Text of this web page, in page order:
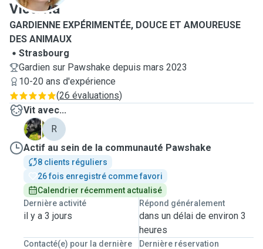
Victoria
GARDIENNE EXPÉRIMENTÉE, DOUCE ET AMOUREUSE
DES ANIMAUX
Strasbourg
Gardien sur Pawshake depuis mars 2023
10-20 ans d'expérience
(26 évaluations)
Vit avec...
N
R
Actif au sein de la communauté Pawshake
8 clients réguliers
26 fois enregistré comme favori
Calendrier récemment actualisé
Dernière activité
il y a 3 jours
Répond généralement
dans un délai de environ 3
heures
Contacté(e) pour la dernière
Dernière réservation